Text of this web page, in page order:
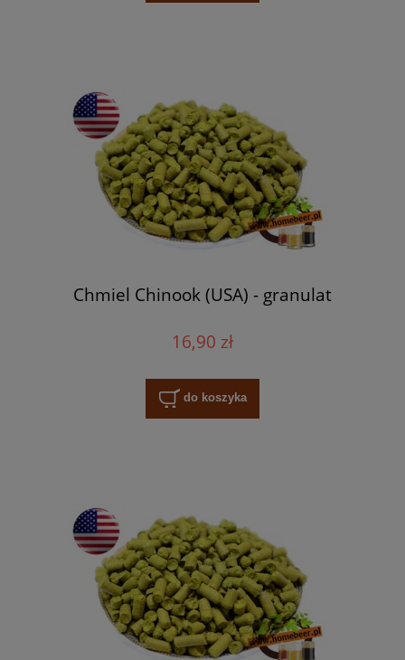
Chmiel Chinook (USA) - granulat
16,90 zł
do koszyka